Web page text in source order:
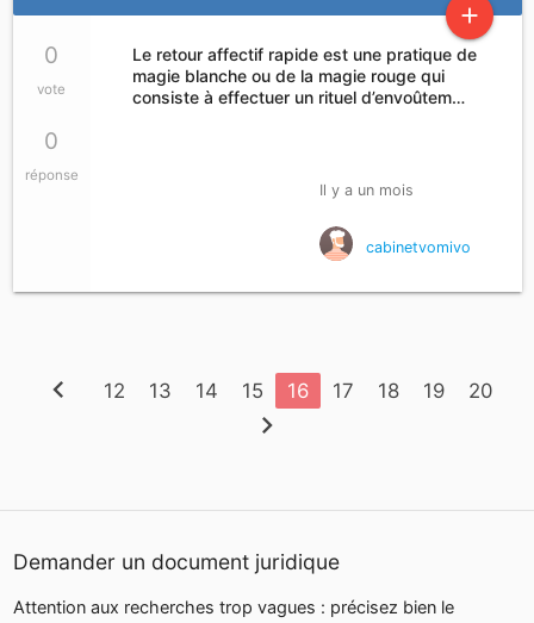
add
0
vote
0
réponse
Le retour affectif rapide est une pratique de
magie blanche ou de la magie rouge qui
consiste à effectuer un rituel d’envoûtem…
Il y a un mois
cabinetvomivo
chevron_left 12 13 14 15 16 17 18 19 20
chevron_right
Demander un document juridique
Attention aux recherches trop vagues : précisez bien le